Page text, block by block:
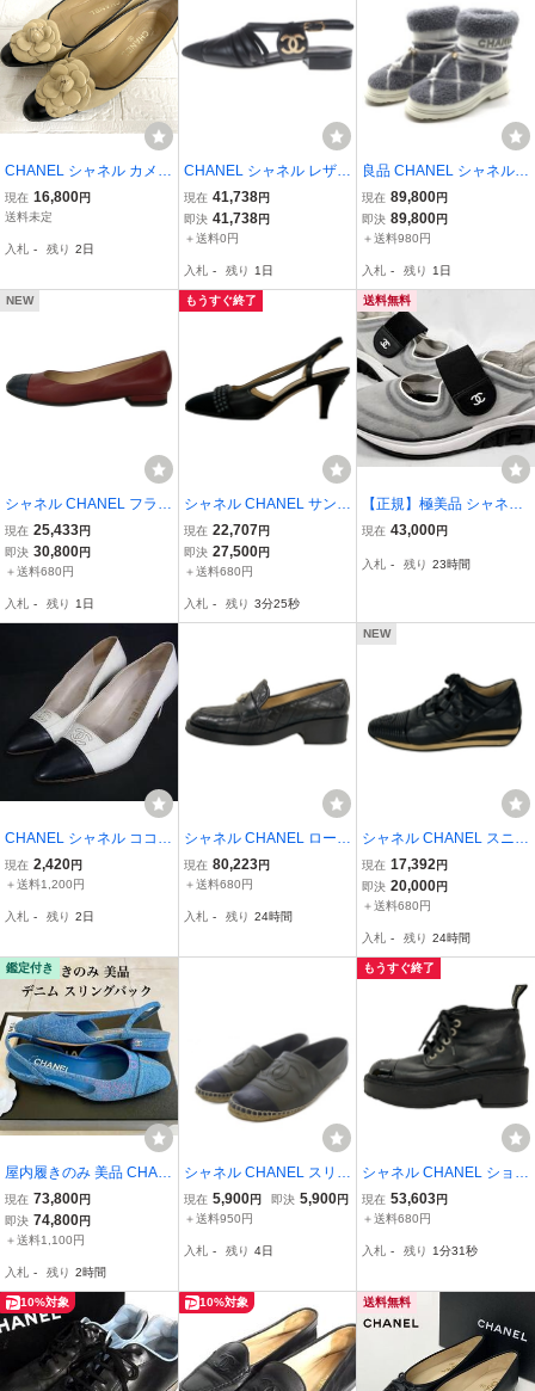
CHANEL シャネル カメリ
ア バレリーナ フラットシ
ューズ 03C A20494 ベー
札幌市 白石店
現在 16,800円
送料未定
入札 - 残り 2日
CHANEL シャネル レザー
パンプス ブラック #36C
現在 41,738円
即決 41,738円
＋送料0円
入札 - 残り 1日
良品 CHANEL シャネル
ココマーク ムートン スノ
ー ブーツ キルティング
グレー 23cm ブランド 靴
現在 89,800円
即決 89,800円
＋送料980円
入札 - 残り 1日
NEW
シャネル CHANEL フラッ
トシューズ 36 C G30217
- ラムスキン ボルドー×ネ
イビー レディース ココマ
ール張替済
現在 25,433円
即決 30,800円
＋送料680円
入札 - 残り 1日
もうすぐ終了
シャネル CHANEL サンダ
ル 36 C G31327 - レザー
黒 レディース アウトソー
ル張替済 靴
現在 22,707 円
即決 27,500円
＋送料680円
入札 - 残り 3分24秒
送料無料
【正規】極美品 シャネル
CHANEL G34767 ココマ
メッシュ レザー スニーカ
現在 43,000円
入札 - 残り 23時間
CHANEL シャネル ココマ
ーク レザー ヒール パン
プス 表記サイズ 36 (約23.
リー系×ブラック系 DP65
現在 2,420円
＋送料1,200円
入札 - 残り 2日
シャネル CHANEL ローフ
ァー 37 1/2C G37932 - レ
ザー 黒 レディース ココ
現在 80,223円
＋送料680円
入札 - 残り 24時間
NEW
シャネル CHANEL スニー
カー 6 B 黒 レディース コ
コマーク 靴
現在 17,392円
即決 20,000円
＋送料680円
入札 - 残り 24時間
鑑定付き
屋内履きのみ 美品 CHAN
EL フラット デニム ロゴ
スリングバック シューズ
サンダル 黒 ブラック シ
現在 73,800円
即決 74,800円
＋送料1,100円
入札 - 残り 2時間
シャネル CHANEL スリッ
ポン エスパドリーユ ココ
マーク レザー 36 カーキ
ス
現在 5,900円 即決 5,900円
＋送料950円
入札 - 残り 4日
もうすぐ終了
シャネル CHANEL ショー
トブーツ 36 C G33169 -
レザー、ラムスキン 黒 レ
ル 靴
現在 53,603円
＋送料680円
入札 - 残り 1分30秒
10%対象 10%対象 送料無料